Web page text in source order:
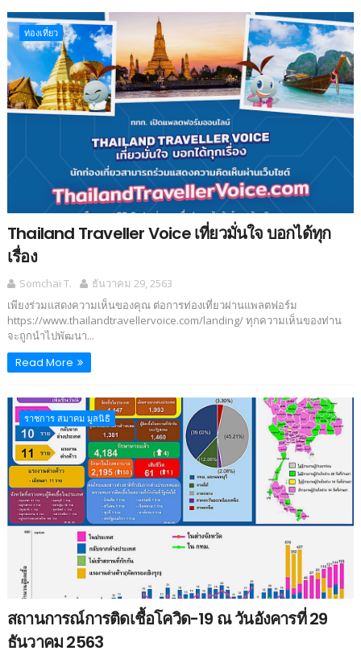
ท่องเที่ยว
Thailand Traveller Voice เที่ยวมั่นใจ บอกได้ทุก
เรื่อง
Somchai T.
ธันวาคม 29, 2563
เพียงร่วมแสดงความเห็นของคุณ ต่อการท่องเที่ยวผ่านแพลตฟอร์ม
https://www.thailandtravellervoice.com/landing/ ทุกความเห็นของท่าน
จะถูกนำไปพัฒนา...
Read More
ราชการ สมาคม มูลนิธิ
สถานการณ์การติดเชื้อโควิด-19 ณ วันอังคารที่ 29
ธันวาคม 2563